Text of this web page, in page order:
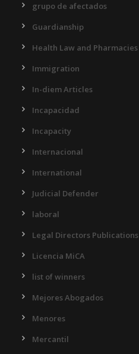
grupo de afectados
Guardianship
Health Law and Pharmacies
Immigration
In-diem Articles
Incapacidad
Incapacity
Internacional
International
Judicial Defender
laboral
Legal Directors Publications
Licencia MiCA
list of winners
Mejores Abogados
Menores
Mercantil